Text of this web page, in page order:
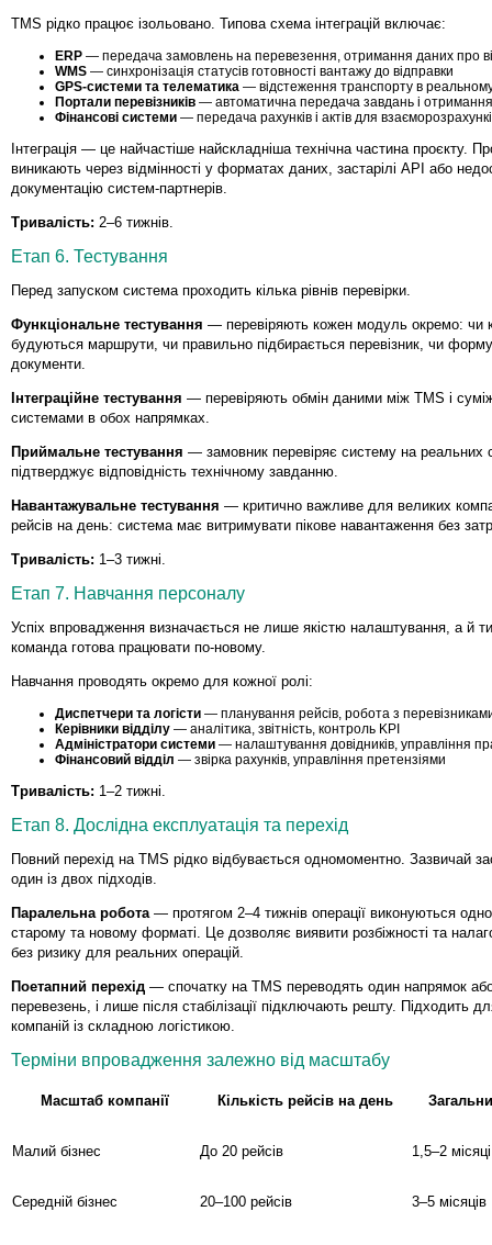
TMS рідко працює ізольовано. Типова схема інтеграцій включає:
ERP — передача замовлень на перевезення, отримання даних про
WMS — синхронізація статусів готовності вантажу до відправки
GPS-системи та телематика — відстеження транспорту в реальному
Портали перевізників — автоматична передача завдань і
Фінансові системи — передача рахунків і актів для
Інтеграція — це найчастіше найскладніша технічна частина проєкту.
виникають через відмінності у форматах даних, застарілі API або
документацію систем-партнерів.
Тривалість: 2–6 тижнів.
Етап 6. Тестування
Перед запуском система проходить кілька рівнів перевірки.
Функціональне тестування — перевіряють кожен модуль окремо: чи
будуються маршрути, чи правильно підбирається перевізник, чи
документи.
Інтеграційне тестування — перевіряють обмін даними між TMS і
системами в обох напрямках.
Приймальне тестування — замовник перевіряє систему на реальних
підтверджує відповідність технічному завданню.
Навантажувальне тестування — критично важливе для великих
рейсів на день: система має витримувати пікове навантаження без
Тривалість: 1–3 тижні.
Етап 7. Навчання персоналу
Успіх впровадження визначається не лише якістю налаштування, а й
команда готова працювати по-новому.
Навчання проводять окремо для кожної ролі:
Диспетчери та логісти — планування рейсів, робота з
Керівники відділу — аналітика, звітність, контроль KPI
Адміністратори системи — налаштування довідників, управління
Фінансовий відділ — звірка рахунків, управління претензіями
Тривалість: 1–2 тижні.
Етап 8. Дослідна експлуатація та перехід
Повний перехід на TMS рідко відбувається одномоментно. Зазвичай
один із двох підходів.
Паралельна робота — протягом 2–4 тижнів операції виконуються
старому та новому форматі. Це дозволяє виявити розбіжності та
без ризику для реальних операцій.
Поетапний перехід — спочатку на TMS переводять один напрямок
перевезень, і лише після стабілізації підключають решту. Підходить
компаній із складною логістикою.
Терміни впровадження залежно від масштабу
Масштаб компанії Кількість рейсів на день
Малий бізнес До 20 рейсів 1,5–2 місяці
Середній бізнес 20–100 рейсів 3–5 місяців